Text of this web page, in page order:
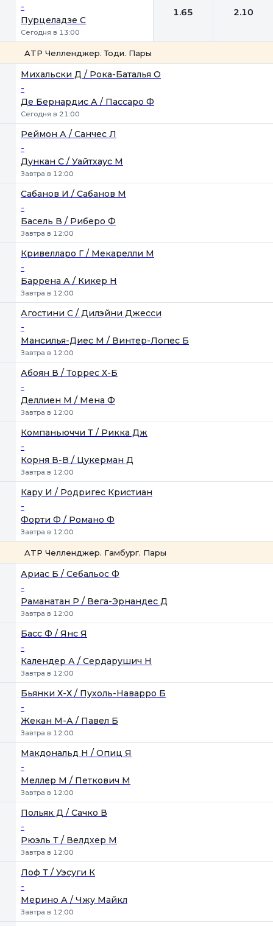
-
Пурцеладзе С
Сегодня в 13:00
1.65 2.10
ATP Челленджер. Тоди. Пары
Михальски Д / Рока-Баталья О
-
Де Бернардис А / Пассаро Ф
Сегодня в 21:00
Реймон А / Санчес Л
-
Дункан С / Уайтхаус М
Завтра в 12:00
Сабанов И / Сабанов М
-
Басель В / Риберо Ф
Завтра в 12:00
Кривелларо Г / Мекарелли М
-
Баррена А / Кикер Н
Завтра в 12:00
Агостини С / Дилэйни Джесси
-
Мансилья-Диес М / Винтер-Лопес Б
Завтра в 12:00
Абоян В / Торрес Х-Б
-
Деллиен М / Мена Ф
Завтра в 12:00
Компаньюччи Т / Рикка Дж
-
Корня В-В / Цукерман Д
Завтра в 12:00
Кару И / Родригес Кристиан
-
Форти Ф / Романо Ф
Завтра в 12:00
ATP Челленджер. Гамбург. Пары
Ариас Б / Себальос Ф
-
Раманатан Р / Вега-Эрнандес Д
Завтра в 12:00
Басс Ф / Янс Я
-
Календер А / Сердарушич Н
Завтра в 12:00
Бьянки Х-Х / Пухоль-Наварро Б
-
Жекан М-А / Павел Б
Завтра в 12:00
Макдональд Н / Опиц Я
-
Меллер М / Петкович М
Завтра в 12:00
Польяк Д / Сачко В
-
Рюэль Т / Велдхер М
Завтра в 12:00
Лоф Т / Уэсуги К
-
Мерино А / Чжу Майкл
Завтра в 12:00